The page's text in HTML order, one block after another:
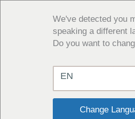
We've detected you
speaking a different
Do you want to
EN
Change